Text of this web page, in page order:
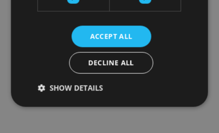
ACCEPT ALL
DECLINE ALL
SHOW DETAILS